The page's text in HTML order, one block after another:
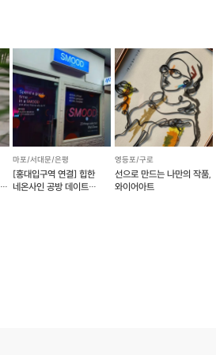
마포/서대문/은평
[홍대입구역 연결] 힙한
네온사인 공방 데이트
영등포/구로
선으로 만드는 나만의 작품,
와이어아트